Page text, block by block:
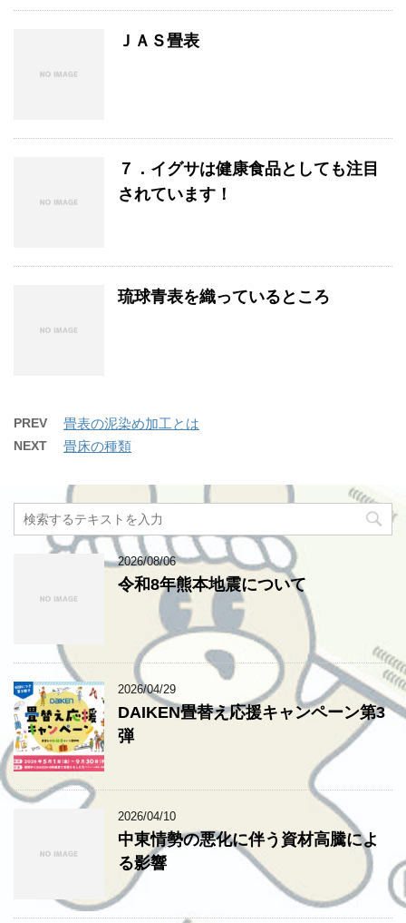
ＪＡＳ畳表
７．イグサは健康食品としても注目
されています！
琉球青表を織っているところ
PREV 畳表の泥染め加工とは
NEXT 畳床の種類
2026/08/06
令和8年熊本地震について
2026/04/29
DAIKEN畳替え応援キャンペーン第3
弾
2026/04/10
中東情勢の悪化に伴う資材高騰によ
る影響